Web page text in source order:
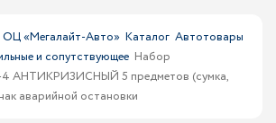
ОЦ «Мегалайт-Авто» Каталог Автотовары
и сопутствующее Набор
4 АНТИКРИЗИСНЫЙ 5 предметов (сумка,
аварийной остановки